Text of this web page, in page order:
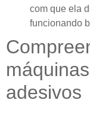
com que ela
funcionando
adesivos